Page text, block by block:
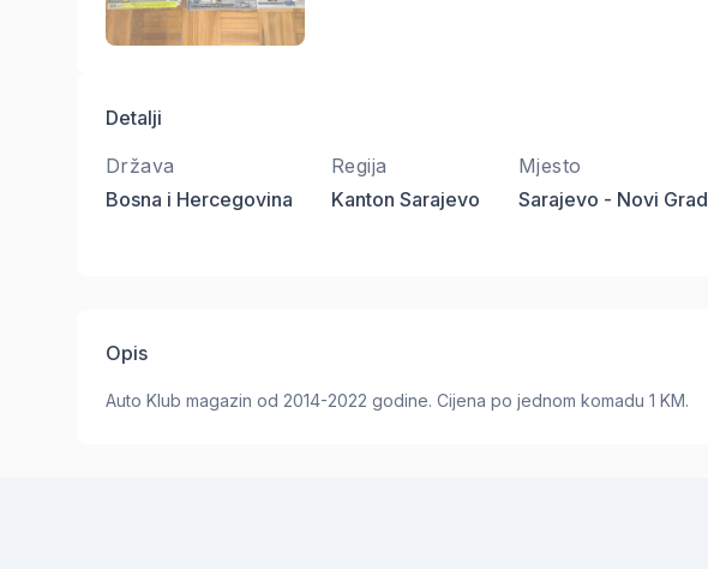
Detalji
Država
Bosna i Hercegovina
Regija
Kanton Sarajevo
Mjesto
Sarajevo - Novi Grad
Opis
Auto Klub magazin od 2014-2022 godine. Cijena po jednom komadu 1 KM.